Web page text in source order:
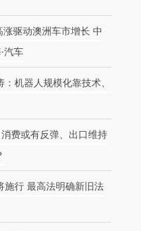
涨驱动澳洲车市增长 中
汽车
机器人规模化靠技术、
费或有反弹、出口维持
施行 最高法明确新旧法